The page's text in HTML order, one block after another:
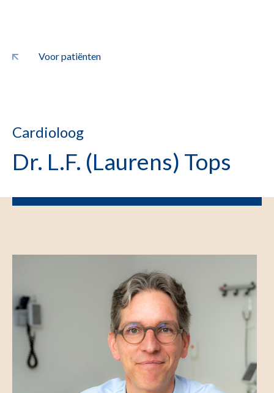
Voor patiënten
Cardioloog
Dr. L.F. (Laurens) Tops